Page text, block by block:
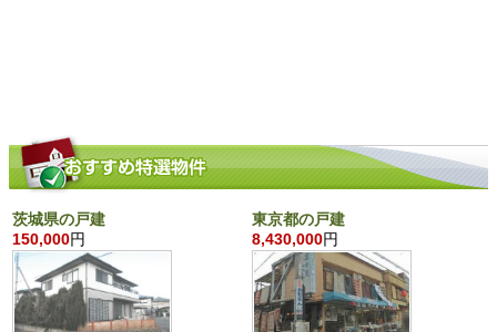
茨城県の戸建
150,000円
東京都の戸建
8,430,000円